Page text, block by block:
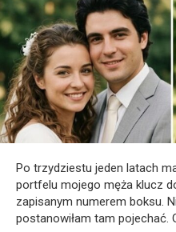
Po trzydziestu jeden latach
portfelu mojego męża klucz
zapisanym numerem boksu.
postanowiłam tam pojechać.